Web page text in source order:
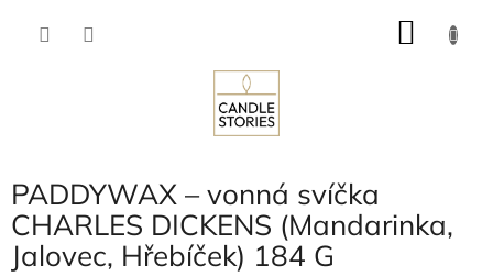
PADDYWAX – vonná svíčka
CHARLES DICKENS (Mandarinka,
Jalovec, Hřebíček) 184 G